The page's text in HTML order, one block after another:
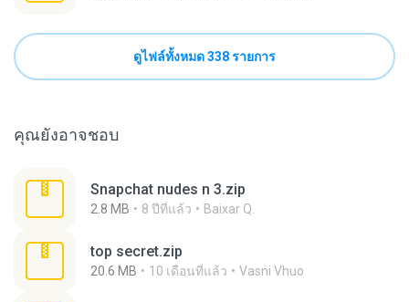
ดูไฟล์ทั้งหมด 338 รายการ
คุณยังอาจชอบ
Snapchat nudes n 3.zip
2.8 MB 8 ปีที่แล้ว Baixar Q.
top secret.zip
20.6 MB 10 เดือนที่แล้ว Vasni Vhuo